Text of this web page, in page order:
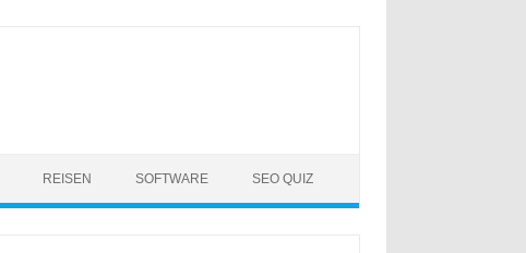
REISEN SOFTWARE SEO QUIZ